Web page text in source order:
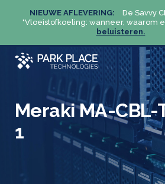
NIEUWE AFLEVERING:
De Savvy
"Vloeistofkoeling: wanneer, waarom
beluisteren.
Meraki MA-CBL-
1